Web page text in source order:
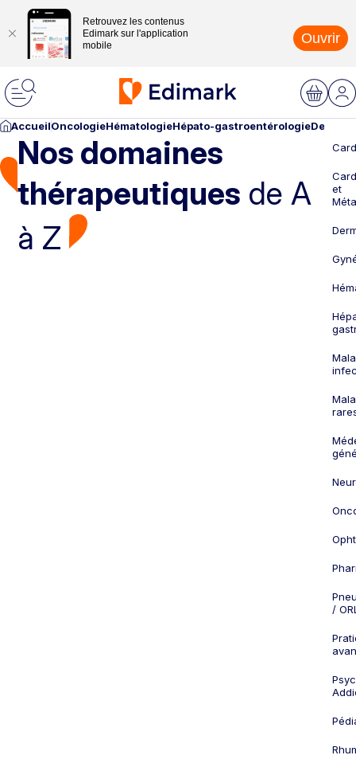
Retrouvez les contenus
Edimark sur l'application
mobile
Ouvrir
AccueilOncologieHématologieHépato-gastroentérologie
Nos domaines
thérapeutiques de A
à Z
et
/